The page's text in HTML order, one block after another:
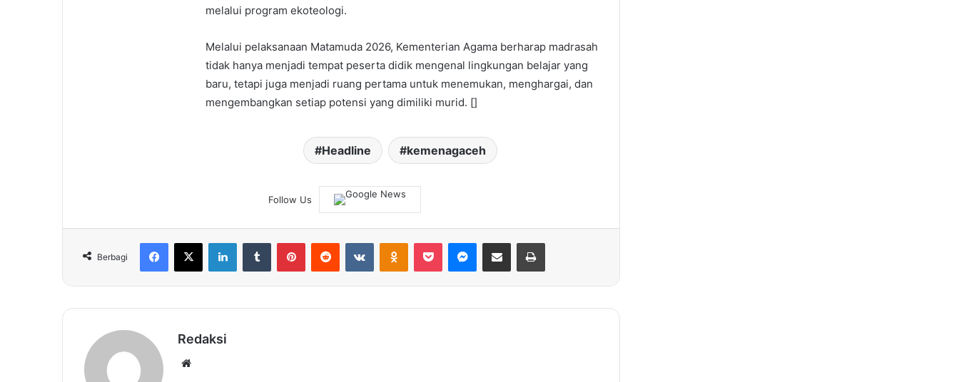
melalui program ekoteologi.
Melalui pelaksanaan Matamuda 2026, Kementerian Agama berharap madrasah
tidak hanya menjadi tempat peserta didik mengenal lingkungan belajar yang
baru, tetapi juga menjadi ruang pertama untuk menemukan, menghargai, dan
mengembangkan setiap potensi yang dimiliki murid. []
Headline kemenagaceh
Follow Us
Berbagi
Facebook
X LinkedInTumblr PinterestReddit VKontakteOdnoklassniki
Pocket Messenger
Share via Email Print
Redaksi
Ombudsman